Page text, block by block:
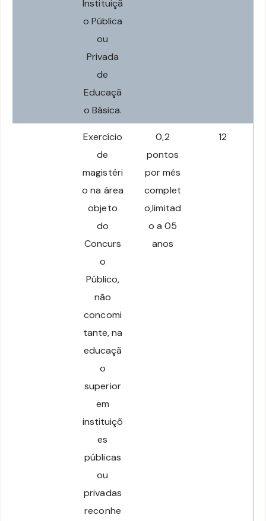
Instituiçã
o Pública
ou
Privada
de
Educaçã
o Básica.
Exercício
de
magistéri
o na área
objeto
do
Concurs
o
Público,
não
concomi
tante, na
educaçã
o
superior
em
instituiçõ
es
públicas
ou
privadas
reconhe
0,2
pontos
por mês
complet
o,limitad
o a 05
anos
12